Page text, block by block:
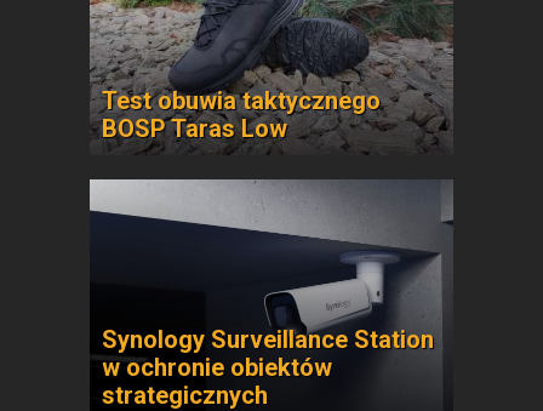
Test obuwia taktycznego
BOSP Taras Low
Synology Surveillance Station
w ochronie obiektów
strategicznych